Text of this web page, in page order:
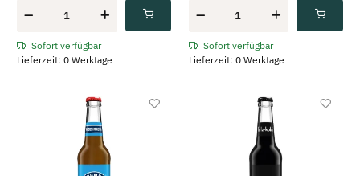
Sofort verfügbar
Lieferzeit: 0 Werktage
Sofort verfügbar
Lieferzeit: 0 Werktage